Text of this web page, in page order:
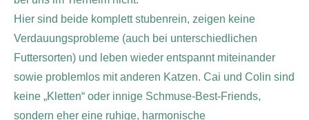
Hier sind beide komplett stubenrein, zeigen keine
Verdauungsprobleme (auch bei unterschiedlichen
Futtersorten) und leben wieder entspannt miteinander
sowie problemlos mit anderen Katzen. Cai und Colin sind
keine „Kletten“ oder innige Schmuse-Best-Friends,
sondern eher eine ruhige, harmonische